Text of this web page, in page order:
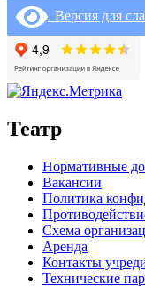
Версия для
Театр
Нормативные
Вакансии
Политика
Схема
Аренда
Контакты
Технические